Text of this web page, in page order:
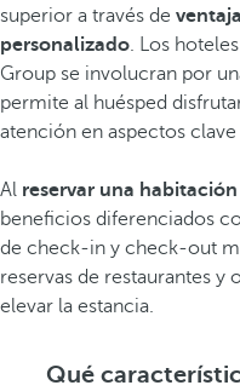
superior a través de
personalizado. Los
Group se involucran por
permite al huésped
atención en aspectos clave
Al reservar una habitación
beneficios diferenciados
de check‑in y check‑out
reservas de restaurantes y
elevar la estancia.
Qué